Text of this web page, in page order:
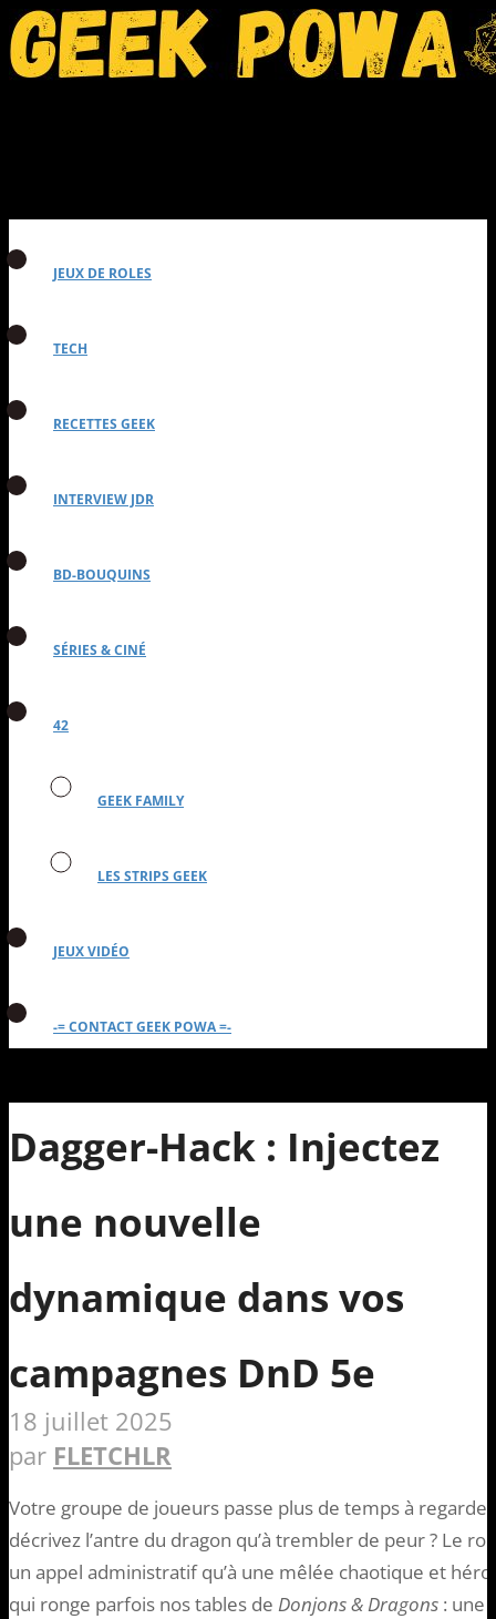
JEUX DE ROLES
TECH
RECETTES GEEK
INTERVIEW JDR
BD-BOUQUINS
SÉRIES & CINÉ
42
GEEK FAMILY
LES STRIPS GEEK
JEUX VIDÉO
-= CONTACT GEEK POWA =-
Dagger-Hack : Injectez
une nouvelle
dynamique dans vos
campagnes DnD 5e
18 juillet 2025
par FLETCHLR
Votre groupe de joueurs passe plus de temps à
décrivez l’antre du dragon qu’à trembler de peur ? Le
un appel administratif qu’à une mêlée chaotique et
qui ronge parfois nos tables de Donjons & Dragons : une